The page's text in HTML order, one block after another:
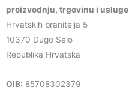
proizvodnju, trgovinu i usluge
Hrvatskih branitelja 5
10370 Dugo Selo
Republika Hrvatska
OIB: 85708302379